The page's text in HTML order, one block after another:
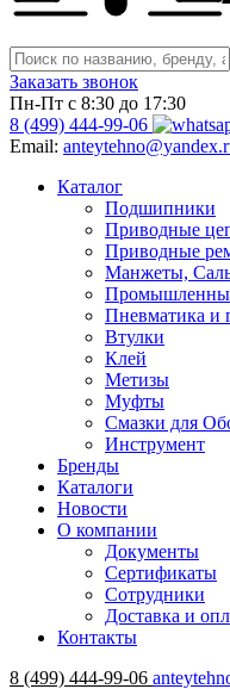
Заказать звонок
Пн-Пт с 8:30 до 17:30
8 (499) 444-99-06
Email:
Каталог
Подшипники
Приводные
Приводные
Манжеты,
Пневматика и
Втулки
Клей
Метизы
Муфты
Смазки для
Инструмент
Бренды
Каталоги
Новости
О компании
Документы
Сертификаты
Сотрудники
Доставка и
Контакты
8 (499) 444-99-06